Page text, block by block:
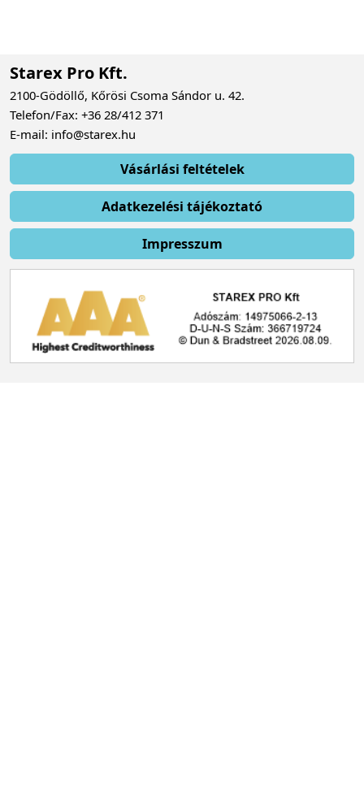
Starex Pro Kft.
2100-Gödöllő, Kőrösi Csoma Sándor u. 42.
Telefon/Fax: +36 28/412 371
E-mail: info@starex.hu
Vásárlási feltételek
Adatkezelési tájékoztató
Impresszum